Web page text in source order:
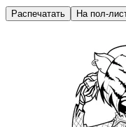
Распечатать На пол-